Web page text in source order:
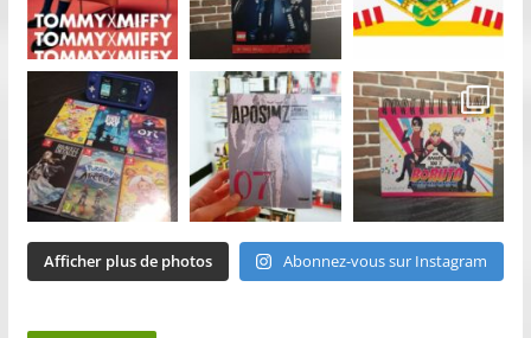
Afficher plus de photos Abonnez-vous sur Instagram